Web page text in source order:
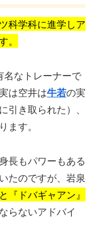
科学科に進学しア
名なトレーナーで
は空井は牛若の実
き取られた）、
ます。
長もパワーもある
たのですが、岩泉
『ドバギャアン』
らないアドバイ